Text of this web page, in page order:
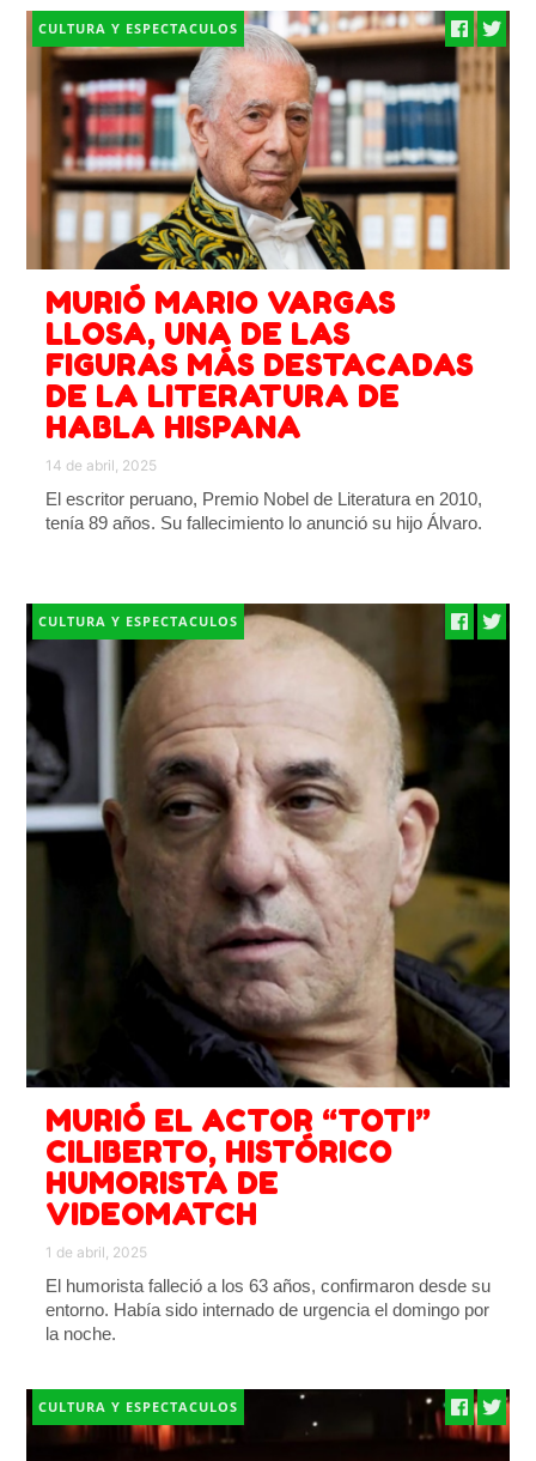
CULTURA Y ESPECTACULOS
MURIÓ MARIO VARGAS
LLOSA, UNA DE LAS
FIGURAS MÁS DESTACADAS
DE LA LITERATURA DE
HABLA HISPANA
14 de abril, 2025
El escritor peruano, Premio Nobel de Literatura en 2010,
tenía 89 años. Su fallecimiento lo anunció su hijo Álvaro.
CULTURA Y ESPECTACULOS
MURIÓ EL ACTOR “TOTI”
CILIBERTO, HISTÓRICO
HUMORISTA DE
VIDEOMATCH
1 de abril, 2025
El humorista falleció a los 63 años, confirmaron desde su
entorno. Había sido internado de urgencia el domingo por
la noche.
CULTURA Y ESPECTACULOS